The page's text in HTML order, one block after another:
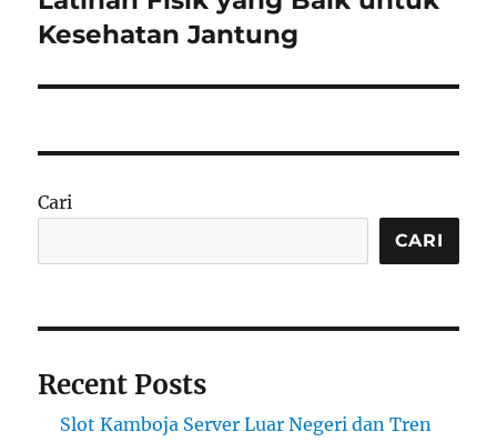
post:
Kesehatan Jantung
Cari
CARI
Recent Posts
Slot Kamboja Server Luar Negeri dan Tren